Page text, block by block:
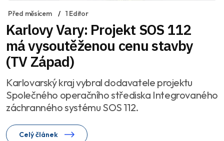
Před měsícem 1 Editor
Karlovy Vary: Projekt SOS 112
má vysoutěženou cenu stavby
(TV Západ)
Karlovarský kraj vybral dodavatele projektu
Společného operačního střediska Integrovaného
záchranného systému SOS 112.
Celý článek